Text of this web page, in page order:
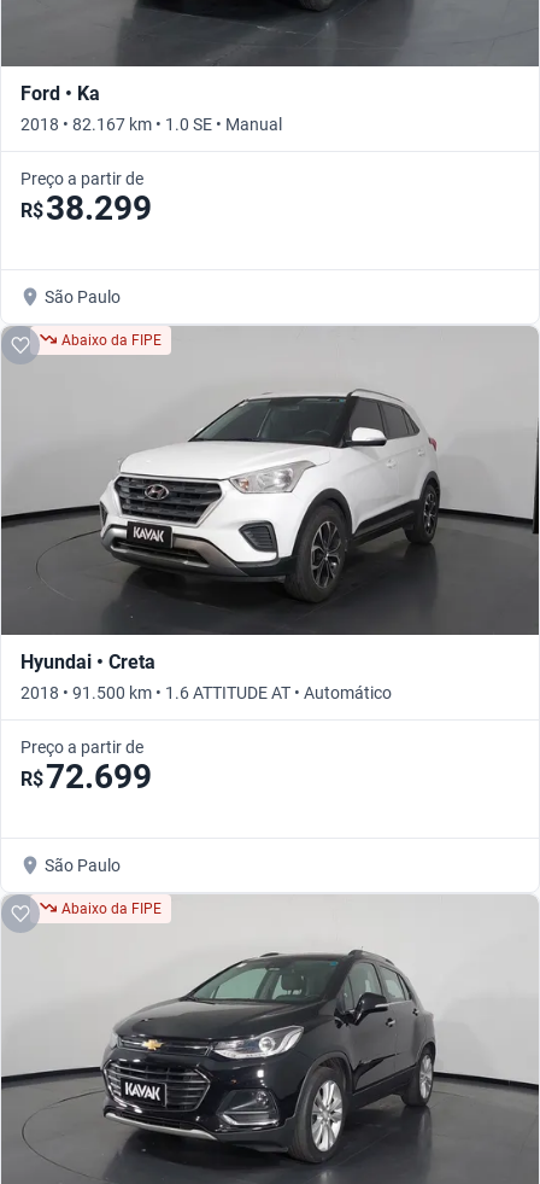
Ford • Ka
2018 • 82.167 km • 1.0 SE • Manual
Preço a partir de
R$38.299
São Paulo
Abaixo da FIPE
Hyundai • Creta
2018 • 91.500 km • 1.6 ATTITUDE AT • Automático
Preço a partir de
R$72.699
São Paulo
Abaixo da FIPE